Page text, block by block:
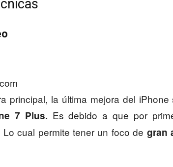
principal, la última mejora del
7 Plus. Es debido a que por
cual permite tener un foco de gran